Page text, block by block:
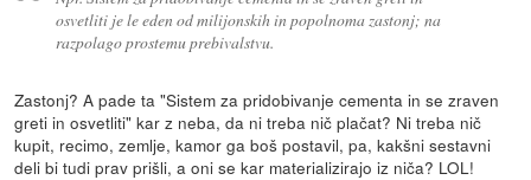
osvetliti je le eden od milijonskih in popolnoma zastonj; na
razpolago prostemu prebivalstvu.
Zastonj? A pade ta "Sistem za pridobivanje cementa in se zraven
greti in osvetliti" kar z neba, da ni treba nič plačat? Ni treba nič
kupit, recimo, zemlje, kamor ga boš postavil, pa, kakšni sestavni
deli bi tudi prav prišli, a oni se kar materializirajo iz niča? LOL!